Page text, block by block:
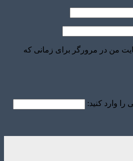
من در مرورگر برای زمانی که
را وارد کنید: